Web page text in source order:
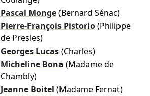
Pascal Monge (Bernard Sénac)
Pierre-François Pistorio (Philippe
de Presles)
Georges Lucas (Charles)
Micheline Bona (Madame de
Chambly)
Jeanne Boitel (Madame Fernat)